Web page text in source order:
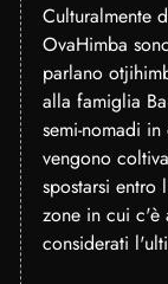
Culturalmente
OvaHimba
parlano
alla famiglia
semi-nomadi
vengono
spostarsi
zone in cui c'è
considerati